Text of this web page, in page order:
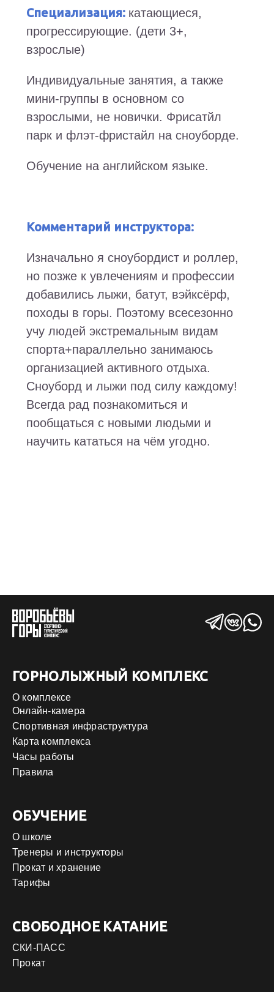
Специализация: катающиеся,
прогрессирующие. (дети 3+,
взрослые)
Индивидуальные занятия, а также
мини-группы в основном со
взрослыми, не новички. Фрисатйл
парк и флэт-фристайл на сноуборде.
Обучение на английском языке.
Комментарий инструктора:
Изначально я сноубордист и роллер,
но позже к увлечениям и профессии
добавились лыжи, батут, вэйксёрф,
походы в горы. Поэтому всесезонно
учу людей экстремальным видам
спорта+параллельно занимаюсь
организацией активного отдыха.
Сноуборд и лыжи под силу каждому!
Всегда рад познакомиться и
пообщаться с новыми людьми и
научить кататься на чём угодно.
ГОРНОЛЫЖНЫЙ КОМПЛЕКС
О комплексе
Онлайн-камера
Спортивная инфраструктура
Карта комплекса
Часы работы
Правила
ОБУЧЕНИЕ
О школе
Тренеры и инструкторы
Прокат и хранение
Тарифы
СВОБОДНОЕ КАТАНИЕ
СКИ-ПАСС
Прокат